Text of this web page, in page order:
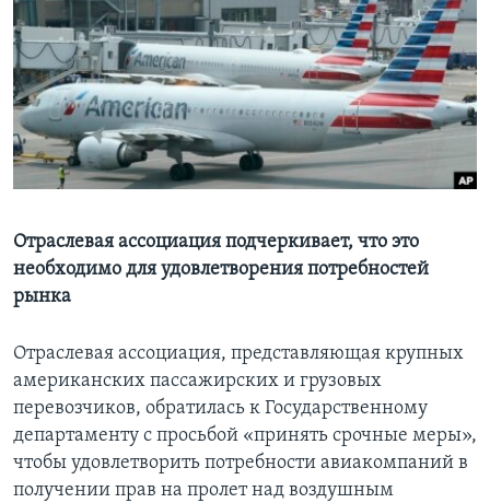
Learning English
СОЦИАЛЬНЫЕ СЕТИ
Отраслевая ассоциация подчеркивает, что это
необходимо для удовлетворения потребностей
рынка
Отраслевая ассоциация, представляющая крупных
американских пассажирских и грузовых
перевозчиков, обратилась к Государственному
департаменту с просьбой «принять срочные меры»,
чтобы удовлетворить потребности авиакомпаний в
получении прав на пролет над воздушным